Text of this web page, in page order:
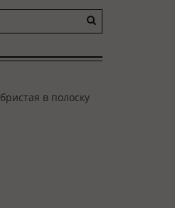
в полоску